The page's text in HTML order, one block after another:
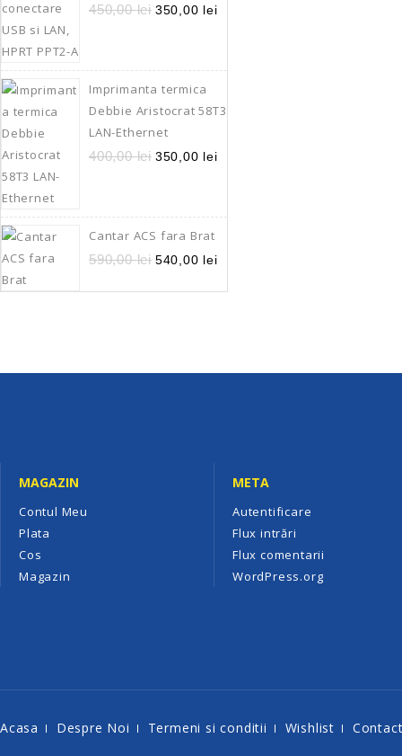
450,00lei 350,00 lei
Imprimanta termica
Debbie Aristocrat 58T3
LAN-Ethernet
400,00lei 350,00 lei
Cantar ACS fara Brat
590,00lei 540,00 lei
MAGAZIN
Contul Meu
Plata
Cos
Magazin
META
Autentificare
Flux intrări
Flux comentarii
WordPress.org
Acasa Despre Noi Termeni si conditii Wishlist